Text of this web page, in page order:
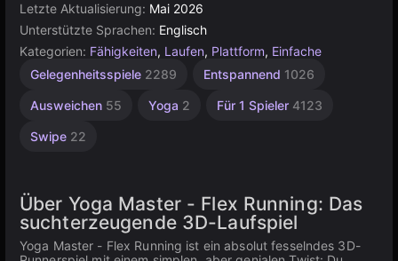
Letzte Aktualisierung: Mai 2026
Unterstützte Sprachen: Englisch
Kategorien: Fähigkeiten, Laufen, Plattform, Einfache
Gelegenheitsspiele 2289 Entspannend 1026
Ausweichen 55 Yoga 2 Für 1 Spieler 4123
Swipe 22
Über Yoga Master - Flex Running: Das
suchterzeugende 3D-Laufspiel
Yoga Master - Flex Running ist ein absolut fesselndes 3D-